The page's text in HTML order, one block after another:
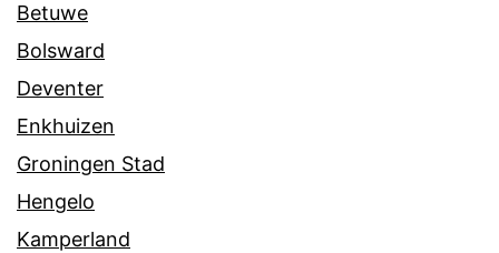
Betuwe
Bolsward
Deventer
Enkhuizen
Groningen Stad
Hengelo
Kamperland